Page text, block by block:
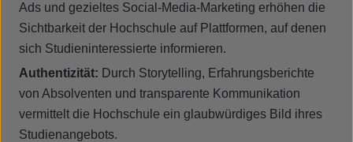
Ads und gezieltes Social-Media-Marketing erhöhen die
Sichtbarkeit der Hochschule auf Plattformen, auf denen
sich Studieninteressierte informieren.
Authentizität: Durch Storytelling, Erfahrungsberichte
von Absolventen und transparente Kommunikation
vermittelt die Hochschule ein glaubwürdiges Bild ihres
Studienangebots.